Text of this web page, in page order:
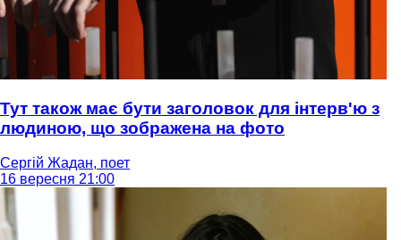
Тут також має бути заголовок для інтерв'ю з
людиною, що зображена на фото
Сергій Жадан, поет
16 вересня 21:00